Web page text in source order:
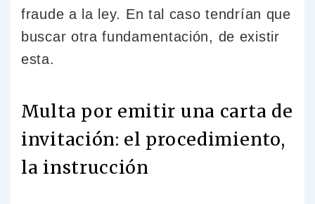
fraude a la ley. En tal caso tendrían que
buscar otra fundamentación, de existir
esta.
Multa por emitir una carta de
invitación: el procedimiento,
la instrucción